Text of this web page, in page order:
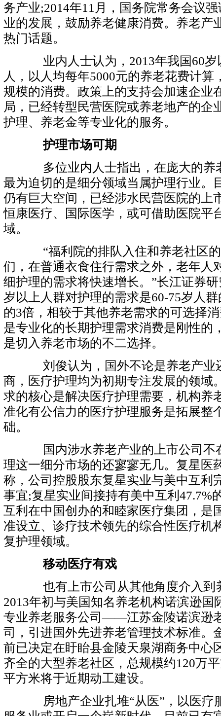
务产业;2014年11月，国务院常务会议
业的发展，鼓励养老健康消费。养老产
热门话题。
业内人士认为，2013年我国60岁
人，以人均每年5000元的养老花费计算
规模的消费。政策上的支持会加速企业
局，已经转型民营医院或养老地产的企
护理、养老金等专业化的服务。
护理市场可期
多位业内人士指出，在庞大的养
最为迫切的是细分领域当属护理行业。
仍有巨大空间，已经涉水民营医院的上
恒康医疗、国际医学，或可借助医院平
域。
“福利院的排队入住和养老社区的
们，在普通衣食住行需求之外，老年人
细护理的需求将快速增长。”长江证券
岁以上人群对护理的需求是60-75岁人
的3倍，相较于其他养老需求的可选择
是专业化的长期护理需求消费是刚性的
是切入养老市场的不二选择。
刘俊认为，国外不论是养老产业
商，医疗护理均为初期专注发展的领域
求的核心是解决医疗护理需要，机构养
准化有公信力的医疗护理服务是拓展整
础。
国内涉水养老产业的上市公司不
理这一细分市场的还寥寥无几。复星医
称，公司控股股东复星实业与美中互利
事宜;复星实业间接持有美中互利47.7%
互利在中国创办的和睦家医疗集团，是
准设立、诊疗技术领先的综合性医疗机
复护理领域。
移动医疗有戏
也有上市公司从其他角度介入到
2013年初与美国知名养老机构诺滨逊国
专业养老服务公司——江苏金陵诺滨逊
司，引进国外先进养老管理技术标准。
前已决定在盱眙县金陵天泉湖商务中心
齐全的大型养老社区，总规模约120万
平方米将于近期动工建设。
房地产企业扎堆“从医”，以医疗